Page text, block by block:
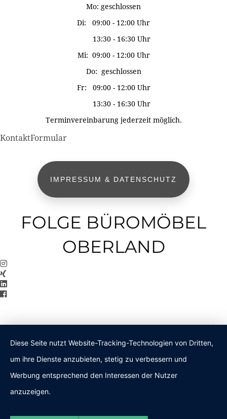
Mo: geschlossen
Di: 09:00 - 12:00 Uhr
13:30 - 16:30 Uhr
Mi: 09:00 - 12:00 Uhr
Do: geschlossen
Fr: 09:00 - 12:00 Uhr
13:30 - 16:30 Uhr
Terminvereinbarung jederzeit möglich.
KontaktFormular
IMPRESSUM & DATENSCHUTZ
FOLGE BÜROMÖBEL
OBERLAND
Diese Seite nutzt Website-Tracking-Technologien von Dritten,
um ihre Dienste anzubieten, stetig zu verbessern und
Werbung entsprechend den Interessen der Nutzer
anzuzeigen.